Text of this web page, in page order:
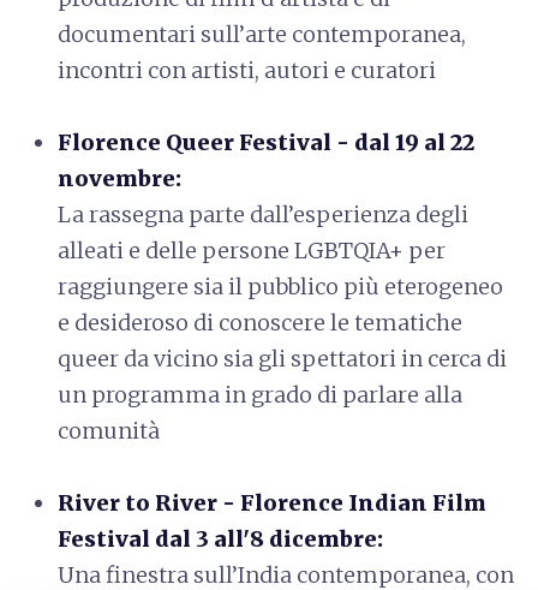
documentari sull’arte contemporanea,
incontri con artisti, autori e curatori
Florence Queer Festival - dal 19 al 22
novembre:
La rassegna parte dall’esperienza degli
alleati e delle persone LGBTQIA+ per
raggiungere sia il pubblico più eterogeneo
e desideroso di conoscere le tematiche
queer da vicino sia gli spettatori in cerca di
un programma in grado di parlare alla
comunità
River to River - Florence Indian Film
Festival dal 3 all'8 dicembre:
Una finestra sull’India contemporanea, con